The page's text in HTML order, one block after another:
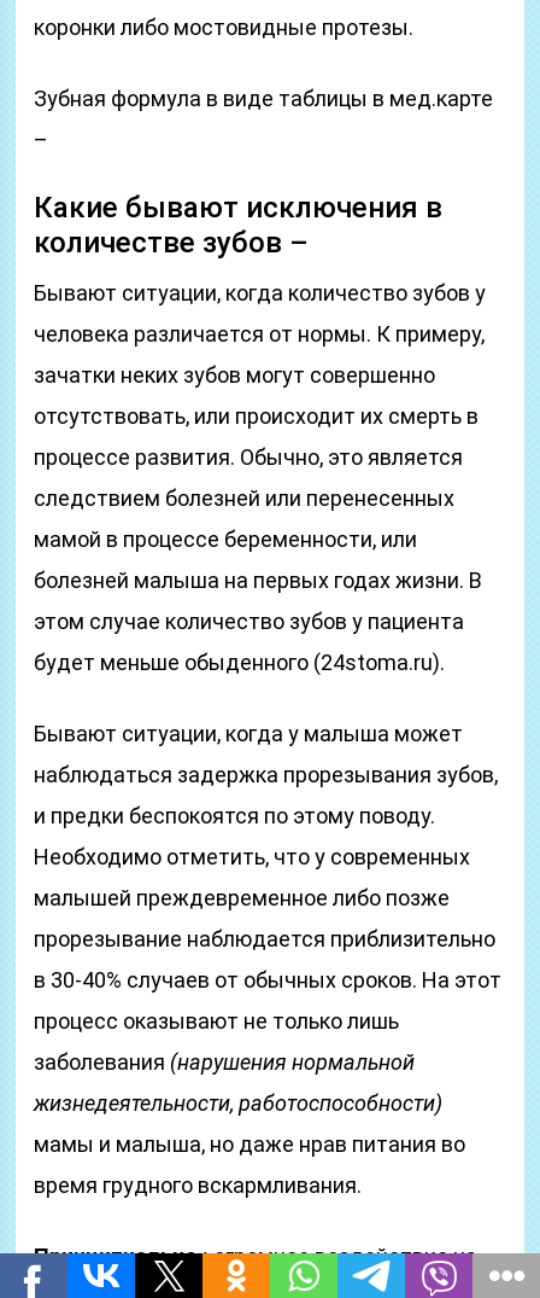
коронки либо мостовидные протезы.
Зубная формула в виде таблицы в мед.карте
–
Какие бывают исключения в
количестве зубов –
Бывают ситуации, когда количество зубов у
человека различается от нормы. К примеру,
зачатки неких зубов могут совершенно
отсутствовать, или происходит их смерть в
процессе развития. Обычно, это является
следствием болезней или перенесенных
мамой в процессе беременности, или
болезней малыша на первых годах жизни. В
этом случае количество зубов у пациента
будет меньше обыденного (24stoma.ru).
Бывают ситуации, когда у малыша может
наблюдаться задержка прорезывания зубов,
и предки беспокоятся по этому поводу.
Необходимо отметить, что у современных
малышей преждевременное либо позже
прорезывание наблюдается приблизительно
в 30-40% случаев от обычных сроков. На этот
процесс оказывают не только лишь
заболевания (нарушения нормальной
жизнедеятельности, работоспособности)
мамы и малыша, но даже нрав питания во
время грудного вскармливания.
Принципиально :огромное воздействие на